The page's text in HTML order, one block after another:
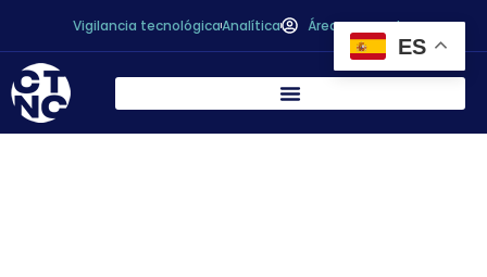
Vigilancia tecnológicaAnalítica Área personal
ES